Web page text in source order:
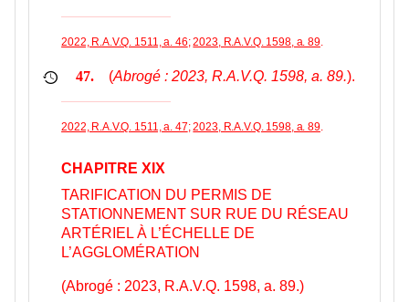
2022, R.A.V.Q. 1511, a. 46;2023, R.A.V.Q. 1598, a. 89.
47. (Abrogé : 2023, R.A.V.Q. 1598, a. 89.).
2022, R.A.V.Q. 1511, a. 47;2023, R.A.V.Q. 1598, a. 89.
CHAPITRE XIX
TARIFICATION DU PERMIS DE
STATIONNEMENT SUR RUE DU RÉSEAU
ARTÉRIEL À L’ÉCHELLE DE
L’AGGLOMÉRATION
(Abrogé : 2023, R.A.V.Q. 1598, a. 89.)